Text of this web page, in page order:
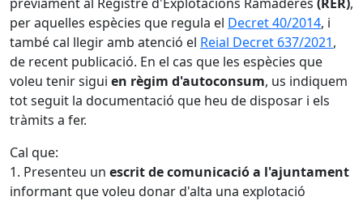
per aquelles espècies que regula el Decret 40/2014, i
també cal llegir amb atenció el Reial Decret 637/2021,
de recent publicació. En el cas que les espècies que
voleu tenir sigui en règim d'autoconsum, us indiquem
tot seguit la documentació que heu de disposar i els
tràmits a fer.
Cal que:
1. Presenteu un escrit de comunicació a l'ajuntament
informant que voleu donar d'alta una explotació